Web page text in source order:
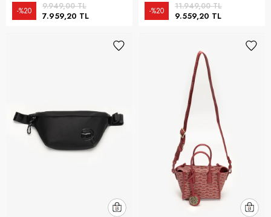
7.959,20 TL
9.949,00 TL
%20
9.559,20 TL
11.949,00 TL
%20